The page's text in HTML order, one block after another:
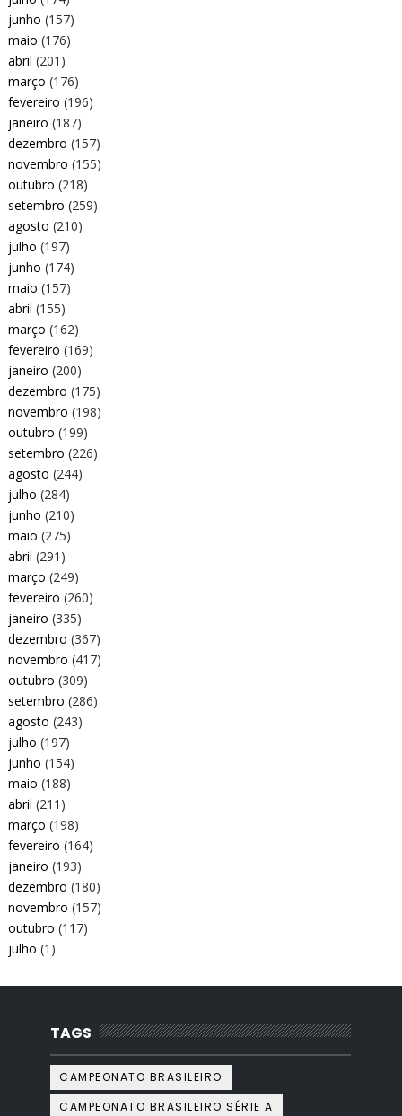
junho (157)
maio (176)
abril (201)
março (176)
fevereiro (196)
janeiro (187)
dezembro (157)
novembro (155)
outubro (218)
setembro (259)
agosto (210)
julho (197)
junho (174)
maio (157)
abril (155)
março (162)
fevereiro (169)
janeiro (200)
dezembro (175)
novembro (198)
outubro (199)
setembro (226)
agosto (244)
julho (284)
junho (210)
maio (275)
abril (291)
março (249)
fevereiro (260)
janeiro (335)
dezembro (367)
novembro (417)
outubro (309)
setembro (286)
agosto (243)
julho (197)
junho (154)
maio (188)
abril (211)
março (198)
fevereiro (164)
janeiro (193)
dezembro (180)
novembro (157)
outubro (117)
julho (1)
TAGS
CAMPEONATO BRASILEIRO
CAMPEONATO BRASILEIRO SÉRIE A